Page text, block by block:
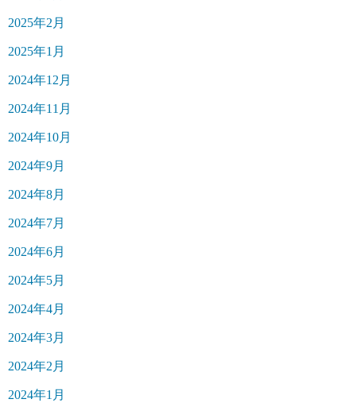
2025年2月
2025年1月
2024年12月
2024年11月
2024年10月
2024年9月
2024年8月
2024年7月
2024年6月
2024年5月
2024年4月
2024年3月
2024年2月
2024年1月